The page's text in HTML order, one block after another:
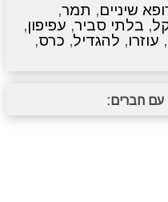
שיניים, תמר,
, בלתי סביר, עפיפון,
, עוזרו, להגדיל, כרס,
עם חברים: